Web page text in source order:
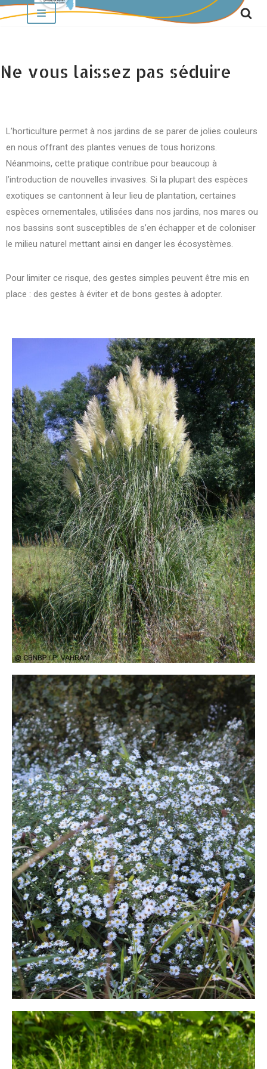
contenu
Ne vous laissez pas séduire
L’horticulture permet à nos jardins de se parer de jolies couleurs
en nous offrant des plantes venues de tous horizons.
Néanmoins, cette pratique contribue pour beaucoup à
l’introduction de nouvelles invasives. Si la plupart des espèces
exotiques se cantonnent à leur lieu de plantation, certaines
espèces ornementales, utilisées dans nos jardins, nos mares ou
nos bassins sont susceptibles de s’en échapper et de coloniser
le milieu naturel mettant ainsi en danger les écosystèmes.
Pour limiter ce risque, des gestes simples peuvent être mis en
place : des gestes à éviter et de bons gestes à adopter.